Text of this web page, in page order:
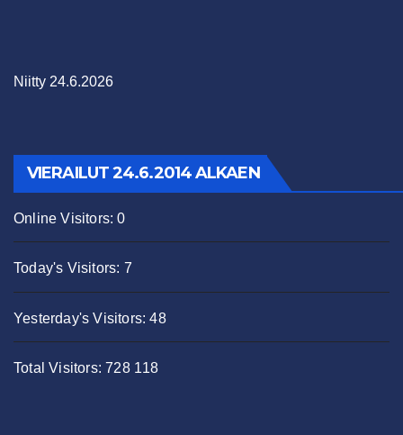
Niitty 24.6.2026
VIERAILUT 24.6.2014 ALKAEN
Online Visitors:0
Today's Visitors: 7
Yesterday's Visitors:48
Total Visitors:728 118